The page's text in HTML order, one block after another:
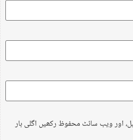
اور ویب سائٹ محفوظ رکھیں اگلی بار